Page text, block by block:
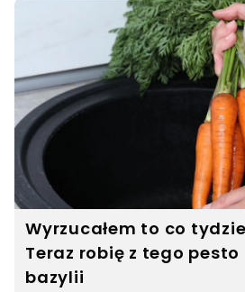
Wyrzucałem to co
Teraz robię z tego pesto
bazylii